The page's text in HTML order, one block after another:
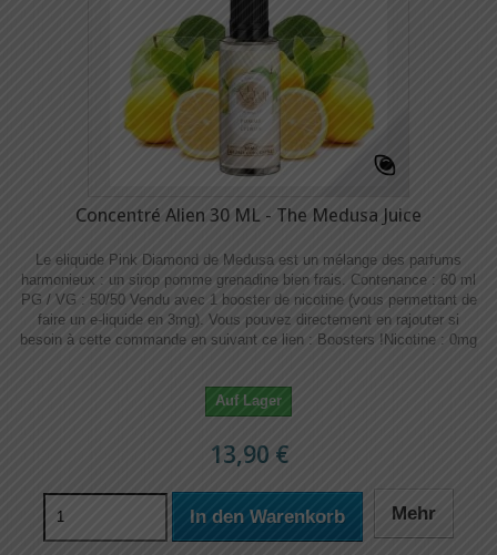
Concentré Alien 30 ML - The Medusa Juice
Le eliquide Pink Diamond de Medusa est un mélange des parfums
harmonieux : un sirop pomme grenadine bien frais. Contenance : 60 ml
PG / VG : 50/50 Vendu avec 1 booster de nicotine (vous permettant de
faire un e-liquide en 3mg). Vous pouvez directement en rajouter si
besoin à cette commande en suivant ce lien : Boosters !​​ Nicotine : 0mg
Auf Lager
13,90 €
In den Warenkorb Mehr